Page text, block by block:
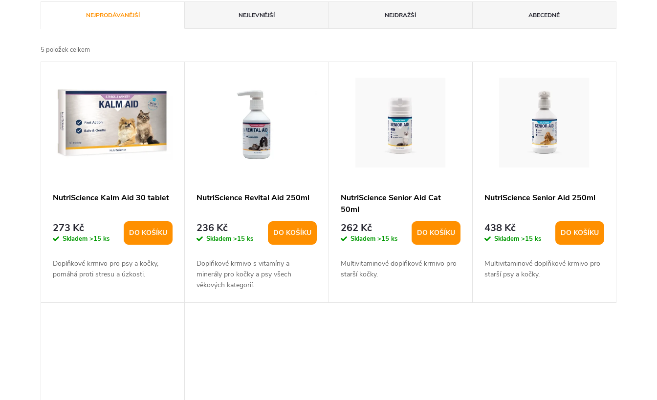
a
z
t
NEJPRODÁVANĚJŠÍ NEJLEVNĚJŠÍ NEJDRAŽŠÍ ABECEDNĚ
5 položek celkem
NutriScience Kalm Aid 30 tablet
273 Kč
Skladem >15 ks
DO KOŠÍKU
Doplňkové krmivo pro psy a kočky,
pomáhá proti stresu a úzkosti.
NutriScience Revital Aid 250ml
236 Kč
Skladem>15 ks
DO KOŠÍKU
Doplňkové krmivo s vitamíny a
minerály pro kočky a psy všech
věkových kategorií.
NutriScience Senior Aid Cat
50ml
262 Kč
Skladem >15 ks
DO KOŠÍKU
Multivitaminové doplňkové krmivo pro
starší kočky.
NutriScience Senior Aid 250ml
438 Kč
Skladem >15 ks
DO KOŠÍKU
Multivitaminové doplňkové krmivo pro
starší psy a kočky.